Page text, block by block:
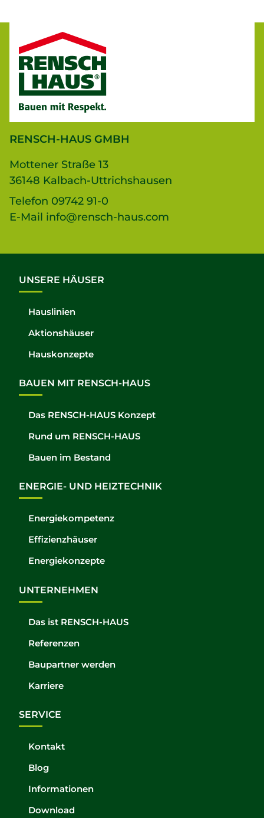
RENSCH-HAUS GMBH
Mottener Straße 13
36148 Kalbach-Uttrichshausen
Telefon 09742 91-0
E-Mail info@rensch-haus.com
UNSERE HÄUSER
Hauslinien
Aktionshäuser
Hauskonzepte
BAUEN MIT RENSCH-HAUS
Das RENSCH-HAUS Konzept
Rund um RENSCH-HAUS
Bauen im Bestand
ENERGIE- UND HEIZTECHNIK
Energiekompetenz
Effizienzhäuser
Energiekonzepte
UNTERNEHMEN
Das ist RENSCH-HAUS
Referenzen
Baupartner werden
Karriere
SERVICE
Kontakt
Blog
Informationen
Download